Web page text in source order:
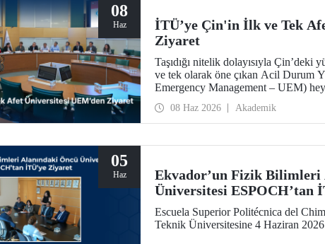
08
Haz
İTÜ’ye Çin'in İlk ve Tek
Ziyaret
Taşıdığı nitelik dolayısıyla Çin’deki
ve tek olarak öne çıkan Acil Durum
Emergency Management – UEM)
08 Haz 2026 Akademik
05
Haz
Ekvador’un Fizik Bilimleri
Üniversitesi ESPOCH’tan
Escuela Superior Politécnica del
Teknik Üniversitesine 4 Haziran